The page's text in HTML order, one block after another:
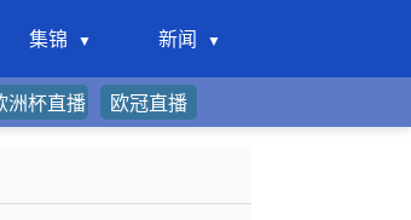
集锦 新闻
洲杯直播 欧冠直播